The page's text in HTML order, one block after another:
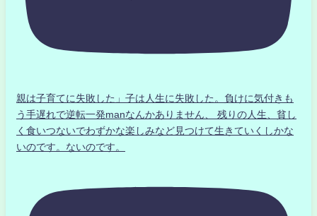
親は子育てに失敗した」子は人生に失敗した。負けに気付きも
う手遅れで逆転一発manなんかありません、 残りの人生、貧し
く食いつないでわずかな楽しみなど見つけて生きていくしかな
いのです。ないのです。